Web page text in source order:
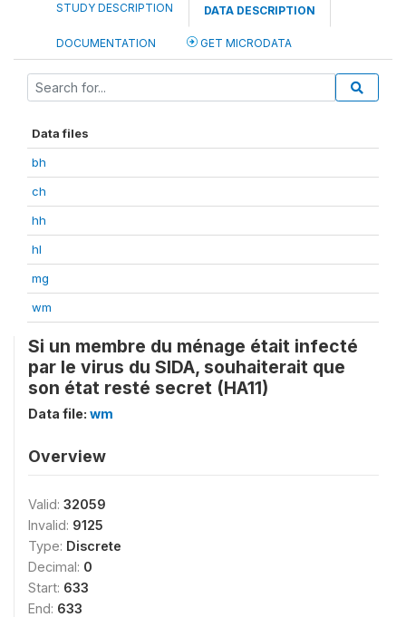
STUDY DESCRIPTION DATA DESCRIPTION
DOCUMENTATION GET MICRODATA
Data files
bh
ch
hh
hl
mg
wm
Si un membre du ménage était infecté
par le virus du SIDA, souhaiterait que
son état resté secret (HA11)
Data file: wm
Overview
Valid: 32059
Invalid: 9125
Type: Discrete
Decimal: 0
Start: 633
End: 633